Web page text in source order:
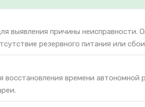
выявления причины неисправности.
резервного питания или
восстановления времени